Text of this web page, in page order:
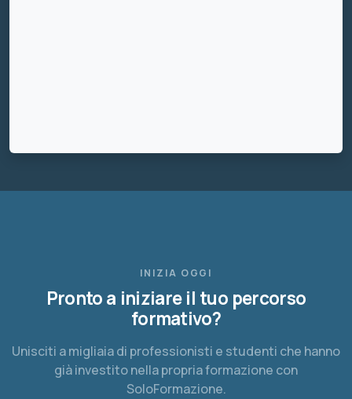
INIZIA OGGI
Pronto a iniziare il tuo percorso
formativo?
Unisciti a migliaia di professionisti e studenti che hanno
già investito nella propria formazione con
SoloFormazione.